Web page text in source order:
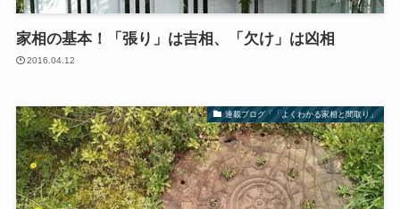
家相の基本！「張り」は吉相、「欠け」は凶相
2016.04.12
連載ブログ「「よくわかる家相と間取り」